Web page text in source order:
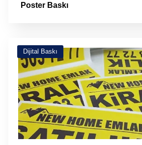
Poster Baskı
Dijital Baskı